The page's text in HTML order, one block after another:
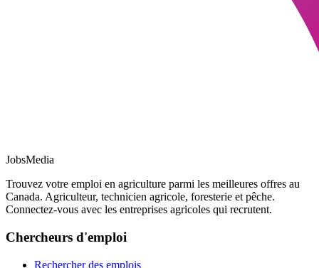
JobsMedia
Trouvez votre emploi en agriculture parmi les meilleures offres au
Canada. Agriculteur, technicien agricole, foresterie et pêche.
Connectez-vous avec les entreprises agricoles qui recrutent.
Chercheurs d'emploi
Rechercher des emplois